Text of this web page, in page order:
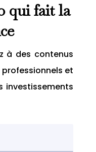
qui fait la
à des contenus
et
investissements